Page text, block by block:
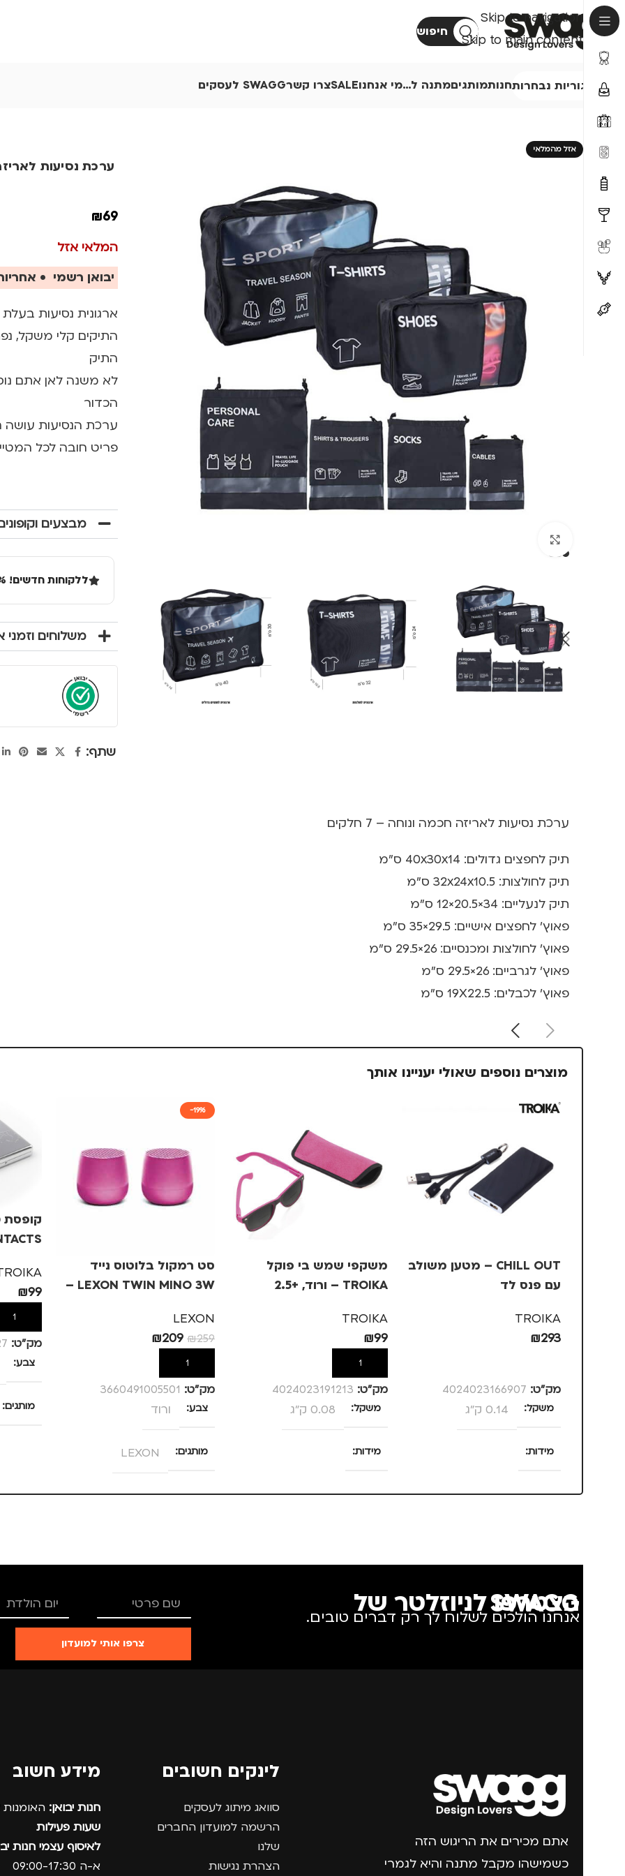
Skip to navigation
Skip to main content
חיפוש
קטגוריות נבחרותחנותמותגיםמתנה ל…מי אנחנוSALEצרו קשרSWAGG לעסקים
אזל מהמלאי
ערכת נסיעות
₪69
המלאי אזל
יבואן רשמי •
ארגונית נסיעות בעלת 7 חלקים שעושה לכם סדר בנסיעה
התיקים קלי משקל,
התיק
לא משנה לאן אתם
הכדור
ערכת הנסיעות עושה
פריט חובה לכל
מבצעים
ללקוחות חדשים! 10% הנחה בקנייה ראשונה מעל 100 שקל באתר.
משלוחים
שתף:
ערכת נסיעות לאריזה חכמה ונוחה – 7 חלקים
תיק לחפצים גדולים: 40x30x14 ס"מ
תיק לחולצות: 32x24x10.5 ס"מ
תיק לנעליים: 34×20.5×12 ס"מ
פאוץ' לחפצים אישיים: 29.5×35 ס"מ
פאוץ' לחולצות ומכנסיים: 26×29.5 ס"מ
פאוץ' לגרביים: 26×29.5 ס"מ
פאוץ' לכבלים: 19X22.5 ס"מ
מוצרים נוספים שאולי יעניינו אותך
CHILL OUT – מטען משולב
עם פנס לד
TROIKA
₪293
מק”ט: 4024023166907
משקל 0.14 ק"ג
מידות
120 × 58 × 13 סנטימטרים
גברים ,חיילים ,טיולים ,
משקפי שמש בי פוקל
TROIKA – ורוד, +2.5
TROIKA
₪99
הוספה לסל
מק”ט: 4024023191213
משקל 0.08 ק"ג
מידות
25 × 13.5 × 4 סנטימטרים
מותגים TROIKA
-19%
סט רמקול בלוטוס נייד
LEXON TWIN MINO 3W –
LEXON
₪259
₪209
הוספה לסל
מק”ט: 3660491005501
צבע ורוד
מותגים LEXON
קופסת
₪99
הוספה
מק”ט:
צבע
מותגים
הצטרפו לניוזלטר של SWAGG
אנחנו הולכים לשלוח לך רק דברים טובים.
צרפו אותי למועדון
אתם מכירים את הריגוש הזה
כשמישהו מקבל מתנה והיא לגמרי
לינקים חשובים
סוואג מיתוג לעסקים
הרשמה למועדון החברים
שלנו
הצהרת נגישות
מידע חשוב
חנות יבואן: האומנות 12, נתניה.
שעות פעילות
לאיסוף עצמי חנות
א-ה 09:00-17:30